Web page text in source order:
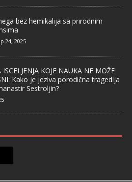
bez hemikalija sa prirodnim
24, 2025
ISCELJENJA KOJE NAUKA NE MOŽE
Kako je jeziva porodična tragedija
Sestroljin?